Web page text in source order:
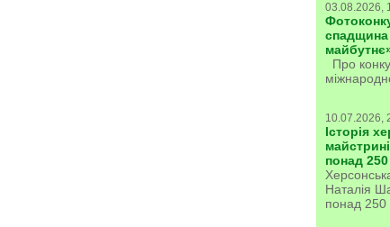
03.08.2026,
спадщина
Про
10.07.2026,
Історія
понад 250
Наталія
понад 250